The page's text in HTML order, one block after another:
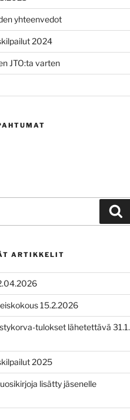
yhteenvedot
2024
JTO:ta varten
ARTIKKELIT
15.2.2026
tulokset lähetettävä 31.1.
2025
lisätty jäsenelle